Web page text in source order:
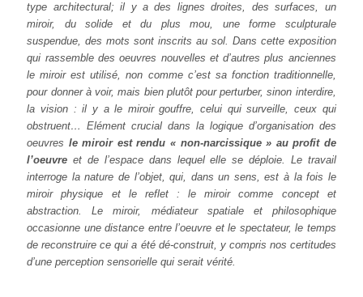
type architectural; il y a des lignes droites, des surfaces, un
miroir, du solide et du plus mou, une forme sculpturale
suspendue, des mots sont inscrits au sol. Dans cette exposition
qui rassemble des oeuvres nouvelles et d’autres plus anciennes
le miroir est utilisé, non comme c’est sa fonction traditionnelle,
pour donner à voir, mais bien plutôt pour perturber, sinon interdire,
la vision : il y a le miroir gouffre, celui qui surveille, ceux qui
obstruent… Elément crucial dans la logique d’organisation des
oeuvres le miroir est rendu « non-narcissique » au profit de
l’oeuvre et de l’espace dans lequel elle se déploie. Le travail
interroge la nature de l’objet, qui, dans un sens, est à la fois le
miroir physique et le reflet : le miroir comme concept et
abstraction. Le miroir, médiateur spatiale et philosophique
occasionne une distance entre l’oeuvre et le spectateur, le temps
de reconstruire ce qui a été dé-construit, y compris nos certitudes
d’une perception sensorielle qui serait vérité.